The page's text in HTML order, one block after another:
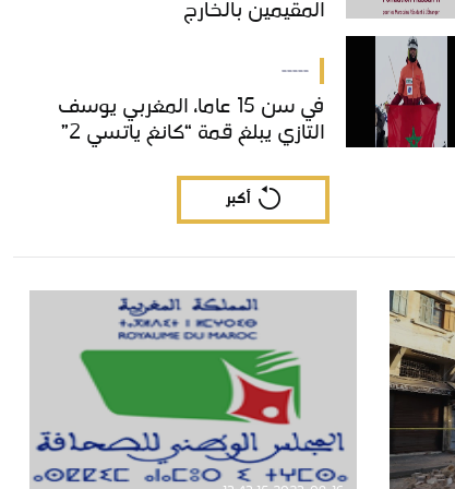
المقيمين بالخارج
-----
في سن 15 عاما، المغربي يوسف
التازي يبلغ قمة “كانغ ياتسي 2”
في سن 15 عاما، المغربي يوسف
التازي يبلغ قمة “كانغ ياتسي 2”
أكبر